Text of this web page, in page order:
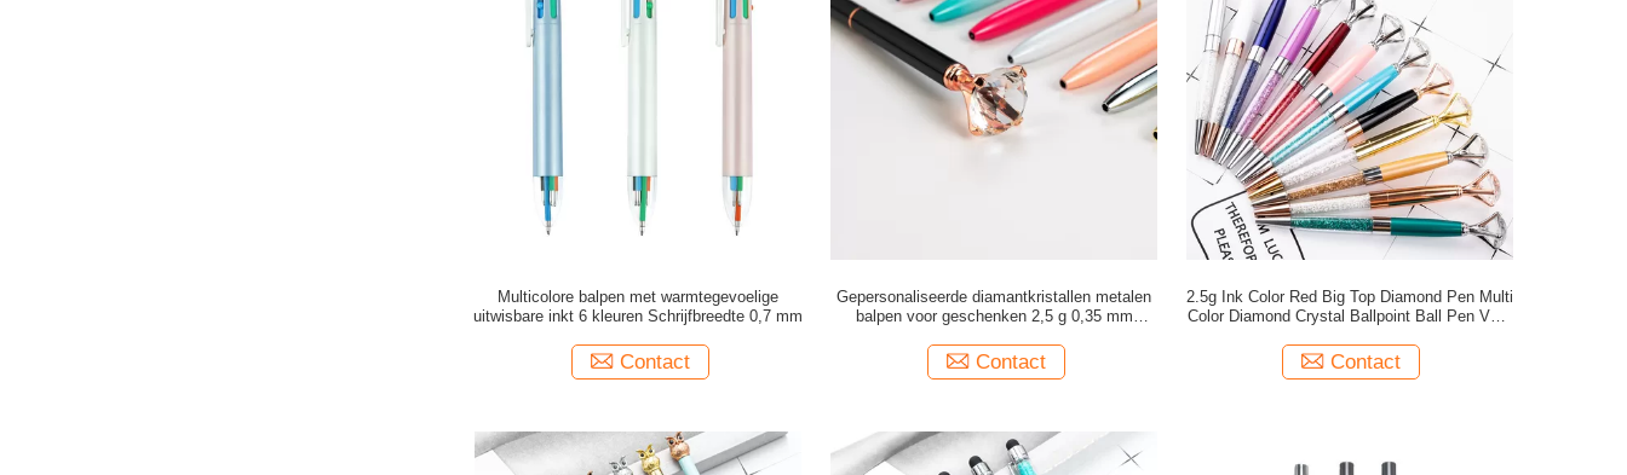
Multicolore balpen met warmtegevoelige
uitwisbare inkt 6 kleuren Schrijfbreedte 0,7 mm
Contact
Gepersonaliseerde diamantkristallen metalen
balpen voor geschenken 2,5 g 0,35 mm
Contact
2.5g Ink Color Red Big Top Diamond Pen Multi
Color Diamond Crystal Ballpoint Ball Pen Voor
Contact